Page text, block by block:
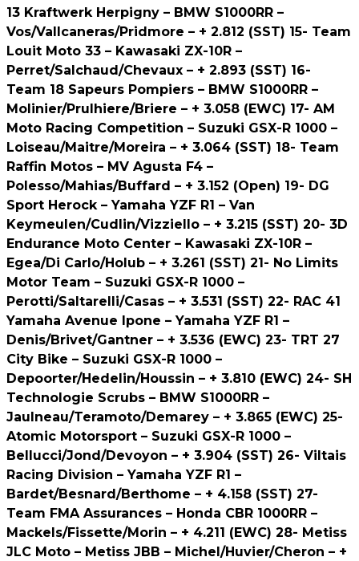
13 Kraftwerk Herpigny – BMW S1000RR –
Vos/Vallcaneras/Pridmore – + 2.812 (SST) 15- Team
Louit Moto 33 – Kawasaki ZX-10R –
Perret/Salchaud/Chevaux – + 2.893 (SST) 16-
Team 18 Sapeurs Pompiers – BMW S1000RR –
Molinier/Prulhiere/Briere – + 3.058 (EWC) 17- AM
Moto Racing Competition – Suzuki GSX-R 1000 –
Loiseau/Maitre/Moreira – + 3.064 (SST) 18- Team
Raffin Motos – MV Agusta F4 –
Polesso/Mahias/Buffard – + 3.152 (Open) 19- DG
Sport Herock – Yamaha YZF R1 – Van
Keymeulen/Cudlin/Vizziello – + 3.215 (SST) 20- 3D
Endurance Moto Center – Kawasaki ZX-10R –
Egea/Di Carlo/Holub – + 3.261 (SST) 21- No Limits
Motor Team – Suzuki GSX-R 1000 –
Perotti/Saltarelli/Casas – + 3.531 (SST) 22- RAC 41
Yamaha Avenue Ipone – Yamaha YZF R1 –
Denis/Brivet/Gantner – + 3.536 (EWC) 23- TRT 27
City Bike – Suzuki GSX-R 1000 –
Depoorter/Hedelin/Houssin – + 3.810 (EWC) 24- SH
Technologie Scrubs – BMW S1000RR –
Jaulneau/Teramoto/Demarey – + 3.865 (EWC) 25-
Atomic Motorsport – Suzuki GSX-R 1000 –
Bellucci/Jond/Devoyon – + 3.904 (SST) 26- Viltais
Racing Division – Yamaha YZF R1 –
Bardet/Besnard/Berthome – + 4.158 (SST) 27-
Team FMA Assurances – Honda CBR 1000RR –
Mackels/Fissette/Morin – + 4.211 (EWC) 28- Metiss
JLC Moto – Metiss JBB – Michel/Huvier/Cheron – +